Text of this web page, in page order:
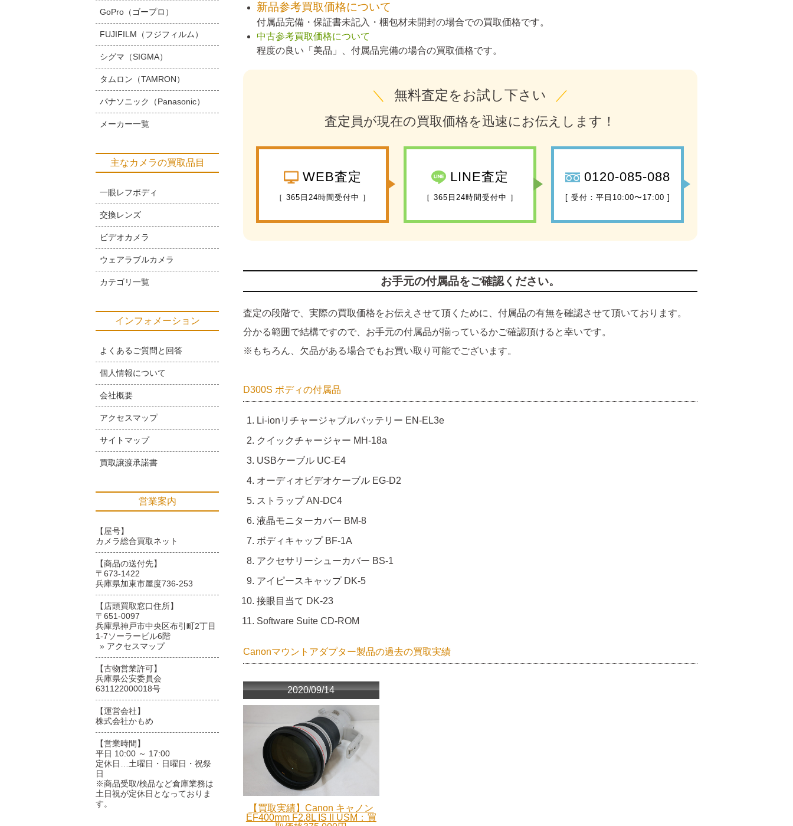
新品参考買取価格について
付属品完備・保証書未記入・梱包材未開封の場合での買取価格です。
中古参考買取価格について
程度の良い「美品」、付属品完備の場合の買取価格です。
＼ 無料査定をお試し下さい ／
査定員が現在の買取価格を迅速にお伝えします！
WEB査定
［ 365日24時間受付中 ］
LINE査定
［ 365日24時間受付中 ］
0120-085-088
[ 受付：平日10:00〜17:00 ]
お手元の付属品をご確認ください。
査定の段階で、実際の買取価格をお伝えさせて頂くために、付属品の有無を確認させて頂いております。
分かる範囲で結構ですので、お手元の付属品が揃っているかご確認頂けると幸いです。
※もちろん、欠品がある場合でもお買い取り可能でございます。
D300S ボディの付属品
Li-ionリチャージャブルバッテリー EN-EL3e
クイックチャージャー MH-18a
USBケーブル UC-E4
オーディオビデオケーブル EG-D2
ストラップ AN-DC4
液晶モニターカバー BM-8
ボディキャップ BF-1A
アクセサリーシューカバー BS-1
アイピースキャップ DK-5
接眼目当て DK-23
Software Suite CD-ROM
Canonマウントアダプター製品の過去の買取実績
2020/09/14
【買取実績】Canon キャノン
EF400mm F2.8L IS II USM：買
GoPro（ゴープロ）
FUJIFILM（フジフィルム）
シグマ（SIGMA）
タムロン（TAMRON）
パナソニック（Panasonic）
メーカー一覧
主なカメラの買取品目
一眼レフボディ
交換レンズ
ビデオカメラ
ウェアラブルカメラ
カテゴリ一覧
インフォメーション
よくあるご質問と回答
個人情報について
会社概要
アクセスマップ
サイトマップ
買取譲渡承諾書
営業案内
【屋号】
カメラ総合買取ネット
【商品の送付先】
〒673-1422
兵庫県加東市屋度736-253
【店頭買取窓口住所】
〒651-0097
兵庫県神戸市中央区布引町2丁目
1-7ソーラービル6階
» アクセスマップ
【古物営業許可】
兵庫県公安委員会
631122000018号
【運営会社】
株式会社かもめ
【営業時間】
平日 10:00 ～ 17:00
定休日…土曜日・日曜日・祝祭
日
※商品受取/検品など倉庫業務は
土日祝が定休日となっておりま
す。